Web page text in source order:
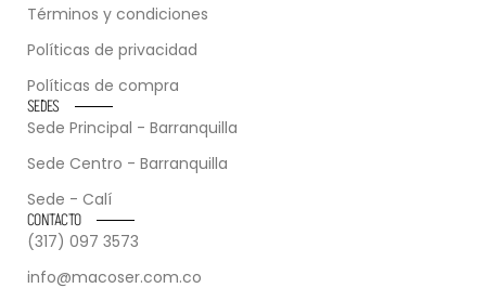
Términos y condiciones
Políticas de privacidad
Políticas de compra
SEDES
Sede Principal - Barranquilla
Sede Centro - Barranquilla
Sede - Calí
CONTACTO
(317) 097 3573
info@macoser.com.co